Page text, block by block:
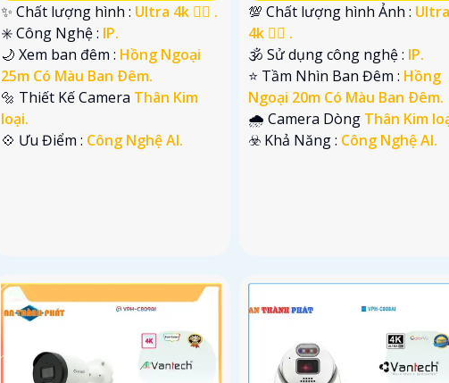
✨ Chất lượng hình : Ultra 4k 👍🏾 .
✳️ Công Nghệ : IP.
🌙 Xem ban đêm : Hồng Ngoại
25m Có Màu Ban Ðêm.
🔩 Thiết Kế Camera Thân Kim
loại.
️💠 Ưu Điểm : Công Nghệ AI.
💯 Chất lượng hình Ảnh : Ultra
4k 👍🏾 .
🕉️ Sử dụng công nghệ : IP.
⭐ Tầm Nhìn Ban Đêm : Hồng
Ngoại 20m Có Màu Ban Ðêm.
🌧️ Camera Dòng Thân Kim
️☣️ Khả Năng : Công Nghệ AI.